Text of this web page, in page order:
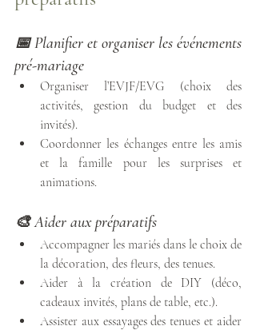
📅 Planifier et organiser les événements
pré-mariage
Organiser l’EVJF/EVG (choix des
activités, gestion du budget et des
invités).
Coordonner les échanges entre les amis
et la famille pour les surprises et
animations.
🎨 Aider aux préparatifs
Accompagner les mariés dans le choix de
la décoration, des fleurs, des tenues.
Aider à la création de DIY (déco,
cadeaux invités, plans de table, etc.).
Assister aux essayages des tenues et aider